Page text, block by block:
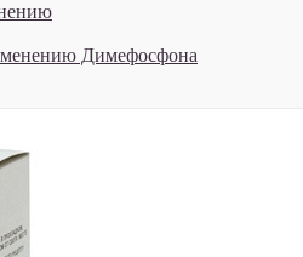
Димефосфона